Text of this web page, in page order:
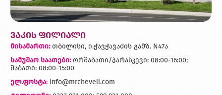
ვაკის ფილიალი
მისამართი: თბილისი, ი.ჭავჭავაძის გამზ. N47ა
სამუშაო საათები:ორშაბათი/პარასკევი: 08:00-16:00;
შაბათი: 08:00-15:00
ელ.ფოსტა: info@mrcheveli.com